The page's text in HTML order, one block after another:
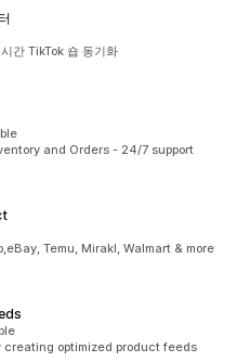
간 TikTok 숍 동기화
and Orders - 24/7 support
Temu, Mirakl, Walmart & more
creating optimized product feeds